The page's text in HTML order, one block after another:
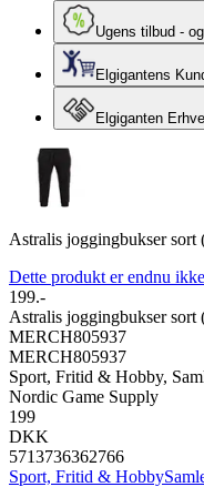
Ugens tilbud -
Elgigantens
Elgiganten
Astralis joggingbukser sort
Dette produkt er endnu
199.-
Astralis joggingbukser sort
MERCH805937
MERCH805937
Sport, Fritid & Hobby,
Nordic Game Supply
199
DKK
5713736362766
Sport, Fritid & Hobby